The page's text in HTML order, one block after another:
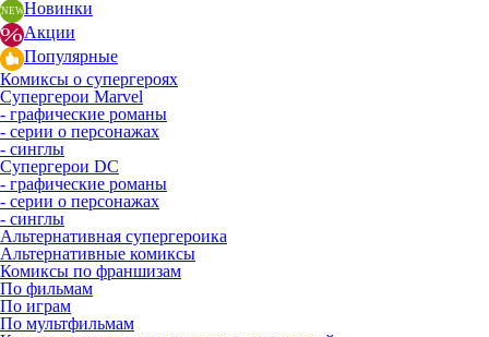
Новинки
Акции
Популярные
Комиксы о супергероях
Супергерои Marvel
- графические романы
- серии о персонажах
- синглы
Супергерои DC
- графические романы
- серии о персонажах
- синглы
Альтернативная супергероика
Альтернативные комиксы
Комиксы по франшизам
По фильмам
По играм
По мультфильмам